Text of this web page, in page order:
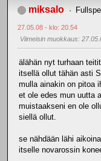
miksalo
27.05.08 - klo: 20.54
Viimeisin muokkaus:
älähän nyt turhaan
itsellä ollut tähän asti
mulla ainakin on pitoa
et ole edes mun uutta
muistaakseni en ole
siellä ollut.
se nähdään lähi
itselle novarossin